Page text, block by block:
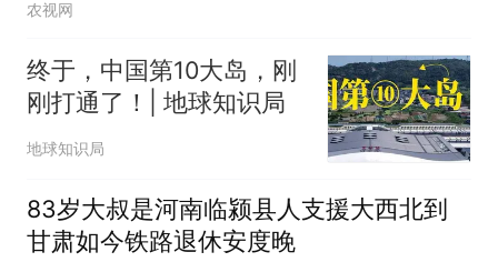
农视网
终于，中国第10大岛，刚
刚打通了！| 地球知识局
地球知识局
83岁大叔是河南临颍县人支援大西北到
甘肃如今铁路退休安度晚